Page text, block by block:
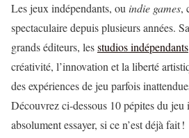
Les jeux indépendants, ou indie games,
spectaculaire depuis plusieurs années.
grands éditeurs, lesstudios indépendants
créativité, l’innovation et la liberté
des expériences de jeu parfois
Découvrez ci-dessous 10 pépites du jeu
absolument essayer, si ce n’est déjà fait !